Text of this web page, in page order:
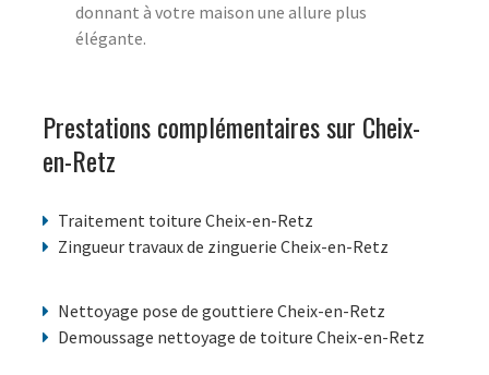
donnant à votre maison une allure plus
élégante.
Prestations complémentaires sur Cheix-
en-Retz
Traitement toiture Cheix-en-Retz
Zingueur travaux de zinguerie Cheix-en-Retz
Nettoyage pose de gouttiere Cheix-en-Retz
Demoussage nettoyage de toiture Cheix-en-Retz